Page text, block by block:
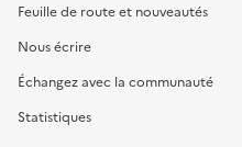
Feuille de route et nouveautés
Nous écrire
Échangez avec la communauté
Statistiques